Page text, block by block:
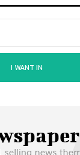
I WANT IN